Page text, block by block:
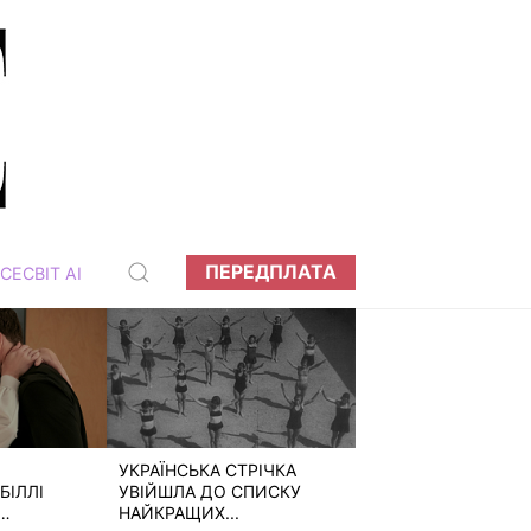
АІ ПЕРЕДПЛАТА
УКРАЇНСЬКА СТРІЧКА
УВІЙШЛА ДО СПИСКУ
НАЙКРАЩИХ...